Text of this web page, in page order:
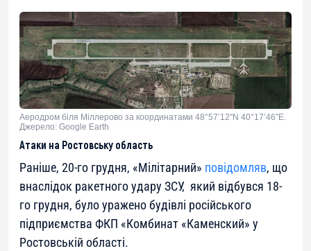
Аеродром біля Міллерово за координатами 48°57’12″N 40°17’46″E.
Джерело: Google Earth
Атаки на Ростовську область
Раніше, 20-го грудня, «Мілітарний» повідомляв, що
внаслідок ракетного удару ЗСУ, який відбувся 18-
го грудня, було уражено будівлі російського
підприємства ФКП «Комбинат «Каменский» у
Ростовській області.